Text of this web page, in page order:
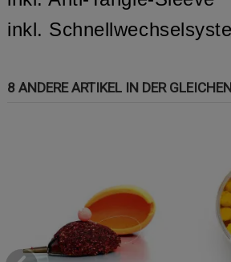
inkl.
8 ANDERE ARTIKEL IN DER